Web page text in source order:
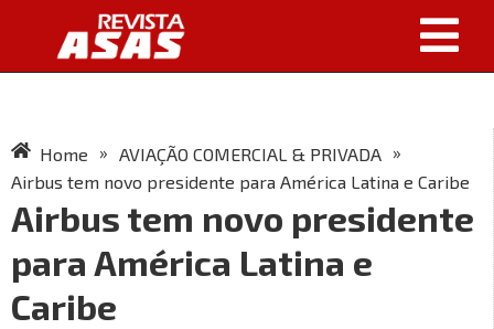
Home » AVIAÇÃO COMERCIAL & PRIVADA »
Airbus tem novo presidente para América Latina e Caribe
Airbus tem novo presidente
para América Latina e
Caribe